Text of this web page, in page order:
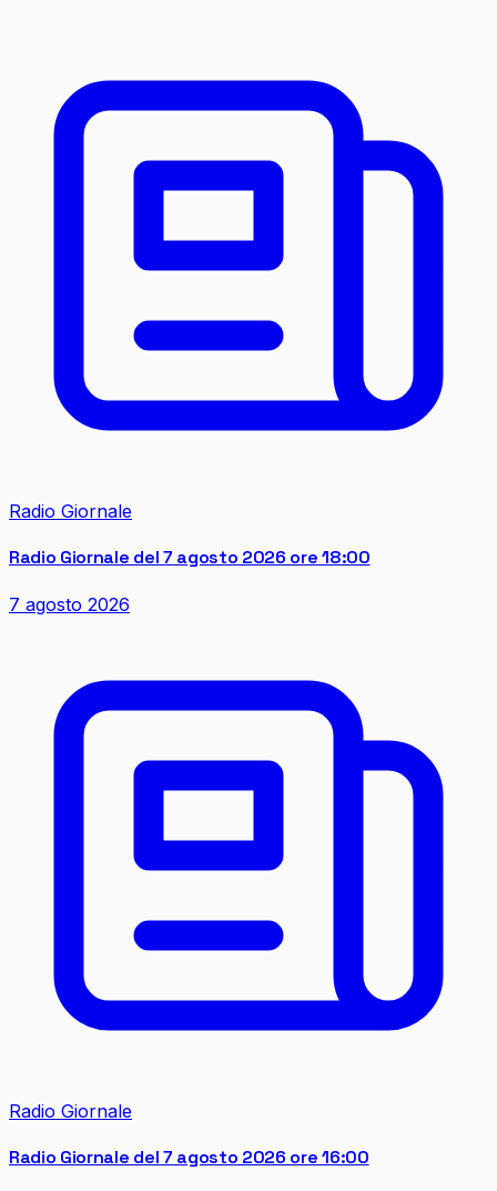
Radio Giornale
Radio Giornale del 7 agosto 2026 ore 18:00
7 agosto 2026
Radio Giornale
Radio Giornale del 7 agosto 2026 ore 16:00